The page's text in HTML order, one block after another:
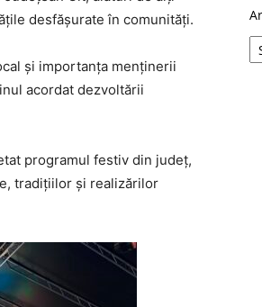
desfășurate în comunități.
și importanța menținerii
acordat dezvoltării
programul festiv din județ,
tradițiilor și realizărilor